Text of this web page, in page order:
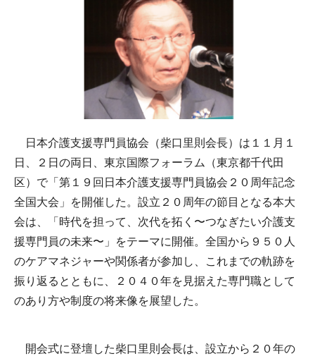
日本介護支援専門員協会（柴口里則会長）は１１月１
日、２日の両日、東京国際フォーラム（東京都千代田
区）で「第１９回日本介護支援専門員協会２０周年記念
全国大会」を開催した。設立２０周年の節目となる本大
会は、「時代を担って、次代を拓く〜つなぎたい介護支
援専門員の未来〜」をテーマに開催。全国から９５０人
のケアマネジャーや関係者が参加し、これまでの軌跡を
振り返るとともに、２０４０年を見据えた専門職として
のあり方や制度の将来像を展望した。
開会式に登壇した柴口里則会長は、設立から２０年の